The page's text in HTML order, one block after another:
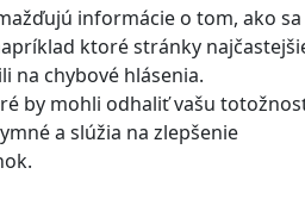
informácie o tom, ako sa
ktoré stránky
na chybové hlásenia.
by mohli odhaliť vašu
a slúžia na zlepšenie